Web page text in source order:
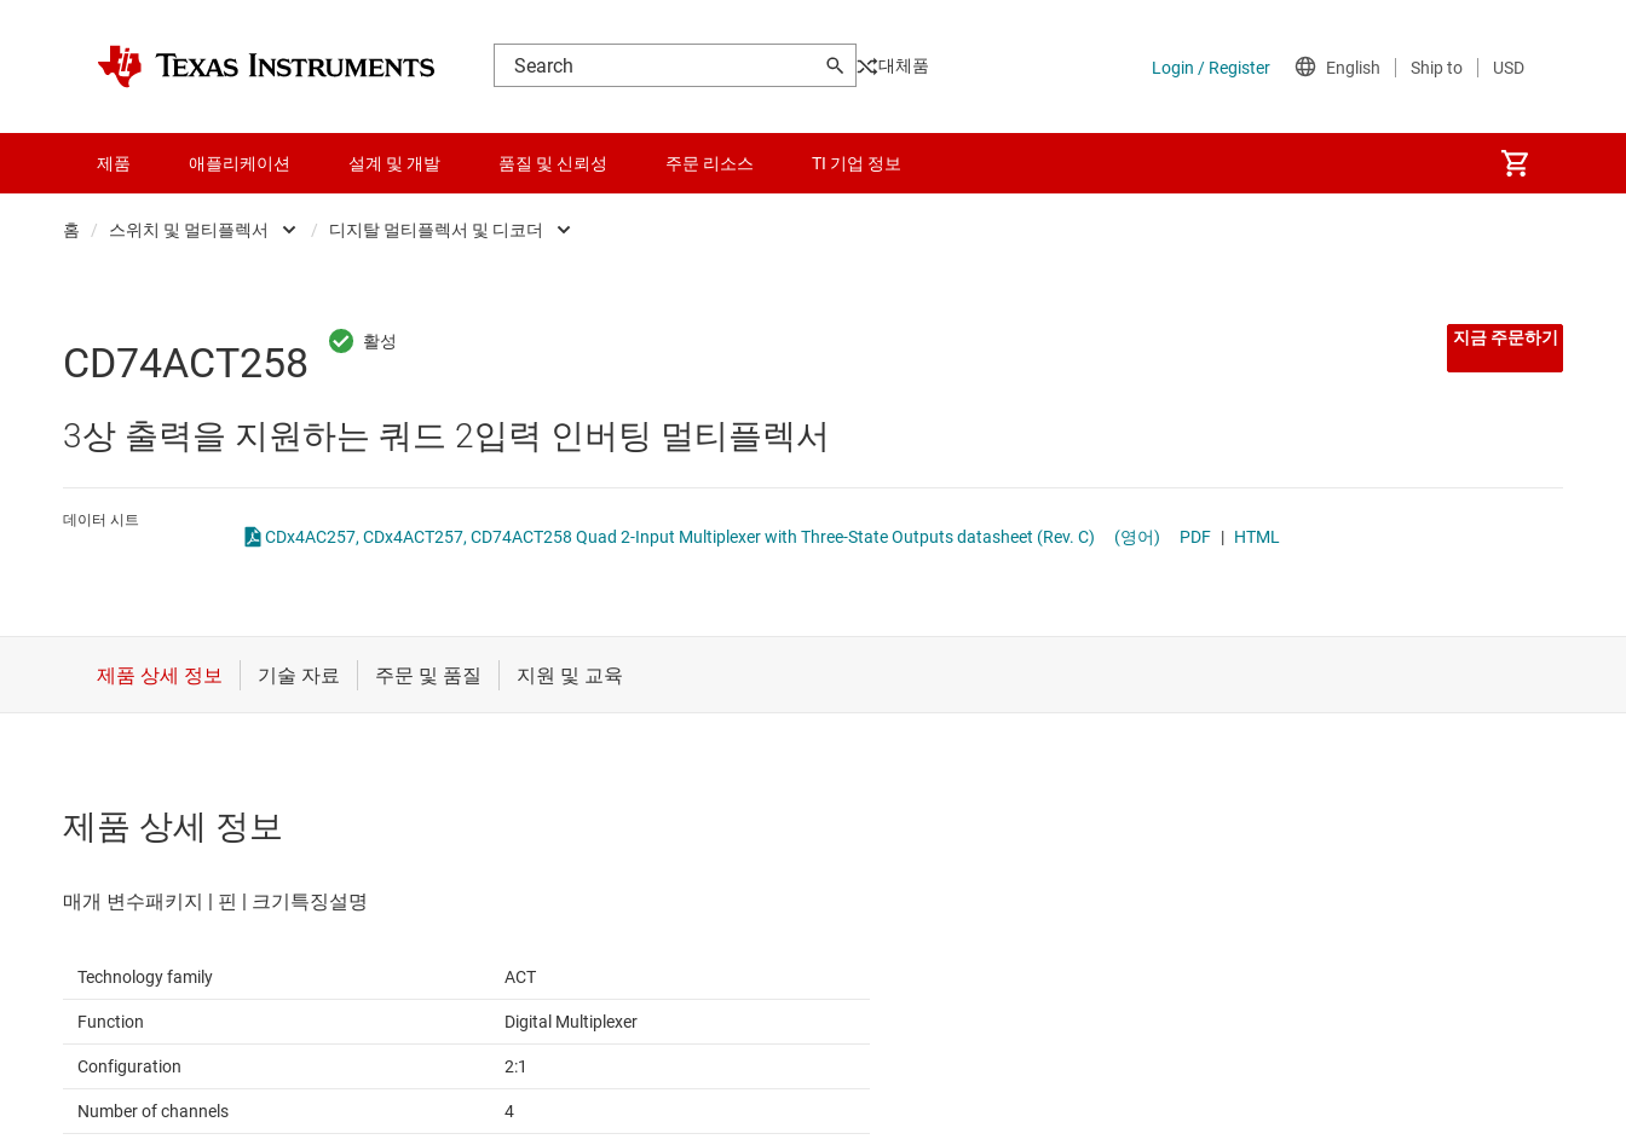
대체품
제품 애플리케이션 설계 및 개발 품질 및 신뢰성 주문 리소스 TI 기업 정보
홈 / 스위치 및 멀티플렉서
RF 및 마이크로파
데이터 컨버터
마이크로컨트롤러(MCU) 및 프로세서
인터페이스
절연
/ 디지탈 멀티플렉서 및 디코더
아날로그 스위치 및 멀티플렉서
CD74ACT258
3상 출력을 지원하는 쿼드 2입력 인버팅 멀티플렉서
지금 주문하기
데이터 시트
CDx4AC257, CDx4ACT257, CD74ACT258 Quad 2-Input Multiplexer with Three-State Outputs datasheet (Rev. C) (영어) PDF | HTML
제품 상세 정보
Technology family ACT
Function Digital Multiplexer
Configuration 2:1
Number of channels 4